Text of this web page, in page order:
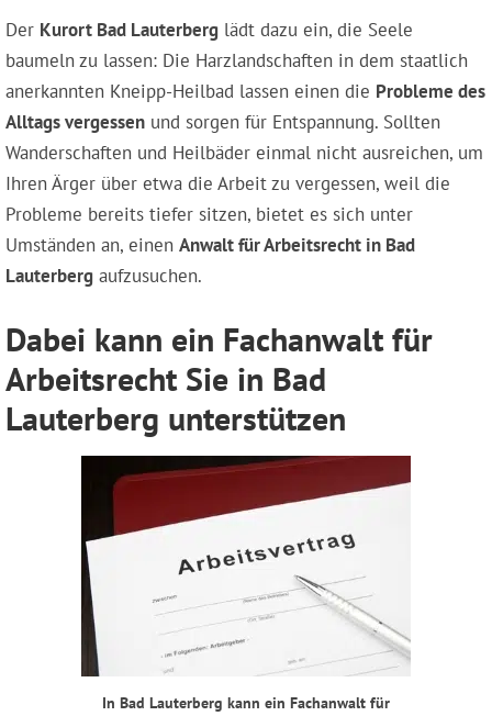
Der Kurort Bad Lauterberg lädt dazu ein, die Seele
baumeln zu lassen: Die Harzlandschaften in dem staatlich
anerkannten Kneipp-Heilbad lassen einen die Probleme des
Alltags vergessen und sorgen für Entspannung. Sollten
Wanderschaften und Heilbäder einmal nicht ausreichen, um
Ihren Ärger über etwa die Arbeit zu vergessen, weil die
Probleme bereits tiefer sitzen, bietet es sich unter
Umständen an, einen Anwalt für Arbeitsrecht in Bad
Lauterberg aufzusuchen.
Dabei kann ein Fachanwalt für
Arbeitsrecht Sie in Bad
Lauterberg unterstützen
In Bad Lauterberg kann ein Fachanwalt für